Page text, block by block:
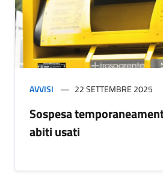
AVVISI 22 SETTEMBRE 2025
Sospesa
abiti usati